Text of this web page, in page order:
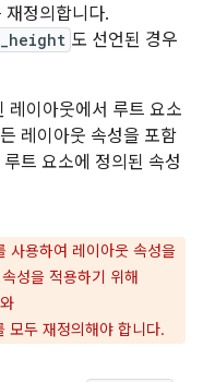
재정의합니다.
도 선언된 경우
레이아웃에서 루트 요소
레이아웃 속성을 포함
트 요소에 정의된 속성
사용하여 레이아웃 속성을
성을 적용하기 위해
와
모두 재정의해야 합니다.